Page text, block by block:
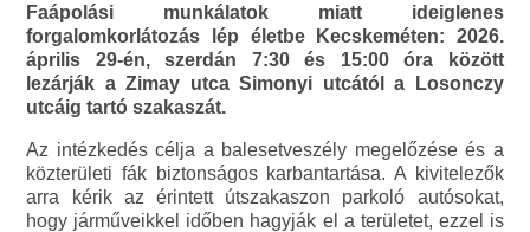
Faápolási munkálatok miatt ideiglenes
forgalomkorlátozás lép életbe Kecskeméten: 2026.
április 29-én, szerdán 7:30 és 15:00 óra között
lezárják a Zimay utca Simonyi utcától a Losonczy
utcáig tartó szakaszát.
Az intézkedés célja a balesetveszély megelőzése és a
közterületi fák biztonságos karbantartása. A kivitelezők
arra kérik az érintett útszakaszon parkoló autósokat,
hogy járműveikkel időben hagyják el a területet, ezzel is